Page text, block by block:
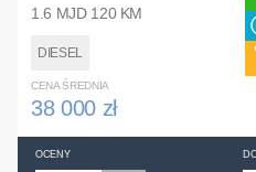
1.6 MJD 120 KM
DIESEL
CENA ŚREDNIA
38 000 zł
OCENY